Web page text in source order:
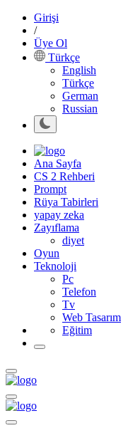
Girişi
/
Üye Ol
Türkçe
English
Türkçe
German
Russian
Ana Sayfa
CS 2 Rehberi
Prompt
Rüya Tabirleri
yapay zeka
Zayıflama
diyet
Oyun
Teknoloji
Pc
Telefon
Tv
Web Tasarım
Eğitim